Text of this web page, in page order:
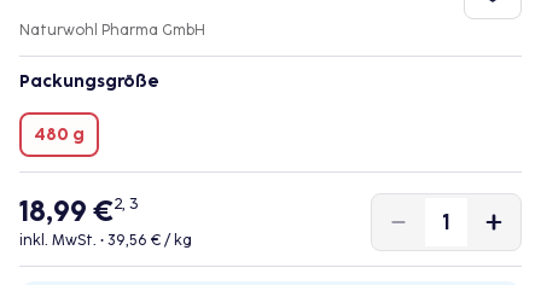
Naturwohl Pharma GmbH
Packungsgröße
480 g
18,99 €2, 3
inkl. MwSt. • 39,56 € / kg